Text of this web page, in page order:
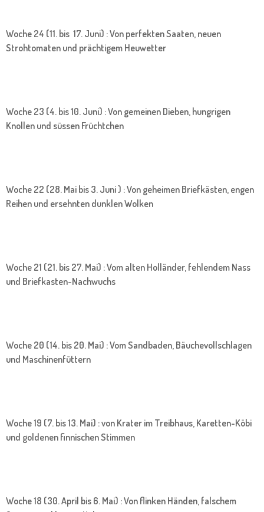
Woche 24 (11. bis 17. Juni) : Von perfekten Saaten, neuen
Strohtomaten und prächtigem Heuwetter
Woche 23 (4. bis 10. Juni) : Von gemeinen Dieben, hungrigen
Knollen und süssen Früchtchen
Woche 22 (28. Mai bis 3. Juni ) : Von geheimen Briefkästen, engen
Reihen und ersehnten dunklen Wolken
Woche 21 (21. bis 27. Mai) : Vom alten Holländer, fehlendem Nass
und Briefkasten-Nachwuchs
Woche 20 (14. bis 20. Mai) : Vom Sandbaden, Bäuchevollschlagen
und Maschinenfüttern
Woche 19 (7. bis 13. Mai) : von Krater im Treibhaus, Karetten-Köbi
und goldenen finnischen Stimmen
Woche 18 (30. April bis 6. Mai) : Von flinken Händen, falschem